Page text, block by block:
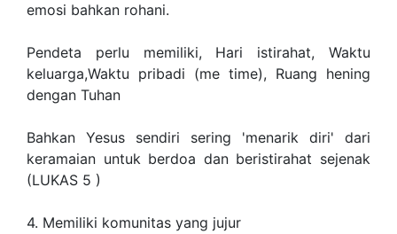
emosi bahkan rohani.
Pendeta perlu memiliki, Hari istirahat, Waktu
keluarga,Waktu pribadi (me time), Ruang hening
dengan Tuhan
Bahkan Yesus sendiri sering 'menarik diri' dari
keramaian untuk berdoa dan beristirahat sejenak
(LUKAS 5 )
4. Memiliki komunitas yang jujur